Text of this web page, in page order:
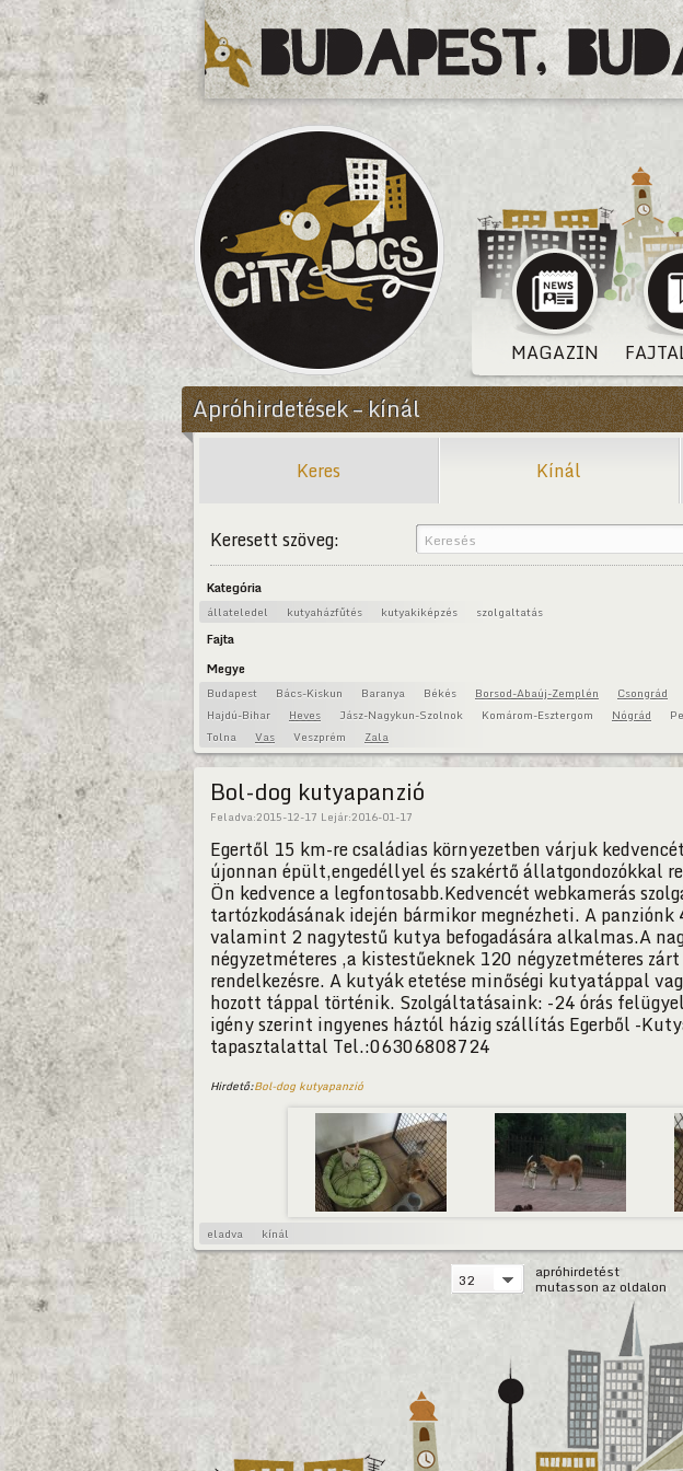
CityDogs
MAGAZIN
Apróhirdetések – kínál
Keres Kínál
Keresett szöveg:
Kategória
állateledel kutyaházfűtés kutyakiképzés szolgaltatás
Fajta
Megye
Budapest Bács-Kiskun Baranya Békés Borsod-Abaúj-Zemplén Csongrád
Hajdú-Bihar
Heves Jász-Nagykun-Szolnok Komárom-Esztergom Nógrád
Tolna
Vas Veszprém Zala
Bol-dog kutyapanzió
Feladva:2015-12-17 Lejár:2016-01-17
Egertől 15 km-re családias környezetben várjuk
újonnan épült,engedéllyel és szakértő állatgondozókkal
Ön kedvence a legfontosabb.Kedvencét webkamerás
tartózkodásának idején bármikor megnézheti. A panziónk
valamint 2 nagytestű kutya befogadására alkalmas.A
négyzetméteres ,a kistestűeknek 120 négyzetméteres
rendelkezésre. A kutyák etetése minőségi kutyatáppal
hozott táppal történik. Szolgáltatásaink: -24 órás
igény szerint ingyenes háztól házig szállítás Egerből -
tapasztalattal Tel.:06306808724
Hirdető:Bol-dog kutyapanzió
eladva kínál
32 apróhirdetést
mutasson az oldalon